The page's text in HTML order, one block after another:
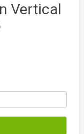
Vertical